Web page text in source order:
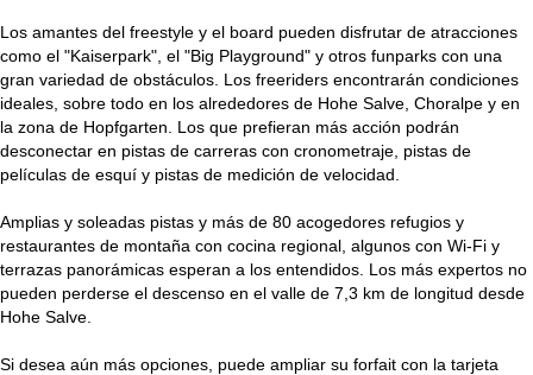
Los amantes del freestyle y el board pueden disfrutar de atracciones
como el "Kaiserpark", el "Big Playground" y otros funparks con una
gran variedad de obstáculos. Los freeriders encontrarán condiciones
ideales, sobre todo en los alrededores de Hohe Salve, Choralpe y en
la zona de Hopfgarten. Los que prefieran más acción podrán
desconectar en pistas de carreras con cronometraje, pistas de
películas de esquí y pistas de medición de velocidad.
Amplias y soleadas pistas y más de 80 acogedores refugios y
restaurantes de montaña con cocina regional, algunos con Wi-Fi y
terrazas panorámicas esperan a los entendidos. Los más expertos no
pueden perderse el descenso en el valle de 7,3 km de longitud desde
Hohe Salve.
Si desea aún más opciones, puede ampliar su forfait con la tarjeta